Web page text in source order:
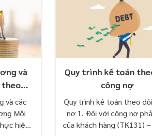
và
theo
và các
Mỗi
hiện
Quy trình kế toán
công nợ
Quy trình kế toán theo
nợ 1. Đối với công nợ
của khách hàng (TK131) –